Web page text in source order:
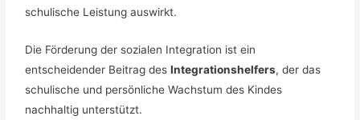
schulische Leistung auswirkt.
Die Förderung der sozialen Integration ist ein
entscheidender Beitrag desIntegrationshelfers, der das
schulische und persönliche Wachstum des Kindes
nachhaltig unterstützt.